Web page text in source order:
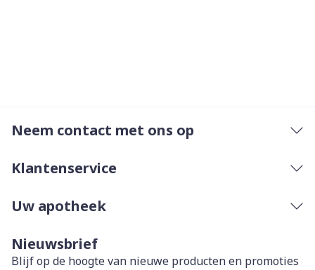
Neem contact met ons op
Klantenservice
Uw apotheek
Nieuwsbrief
Blijf op de hoogte van nieuwe producten en promoties